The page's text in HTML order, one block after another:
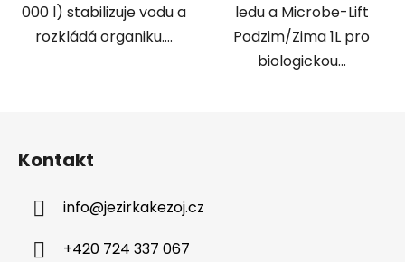
000 l) stabilizuje vodu a
rozkládá organiku....
ledu a Microbe-Lift
Podzim/Zima 1L pro
biologickou...
Kontakt
info@jezirkakezoj.cz
+420 724 337 067